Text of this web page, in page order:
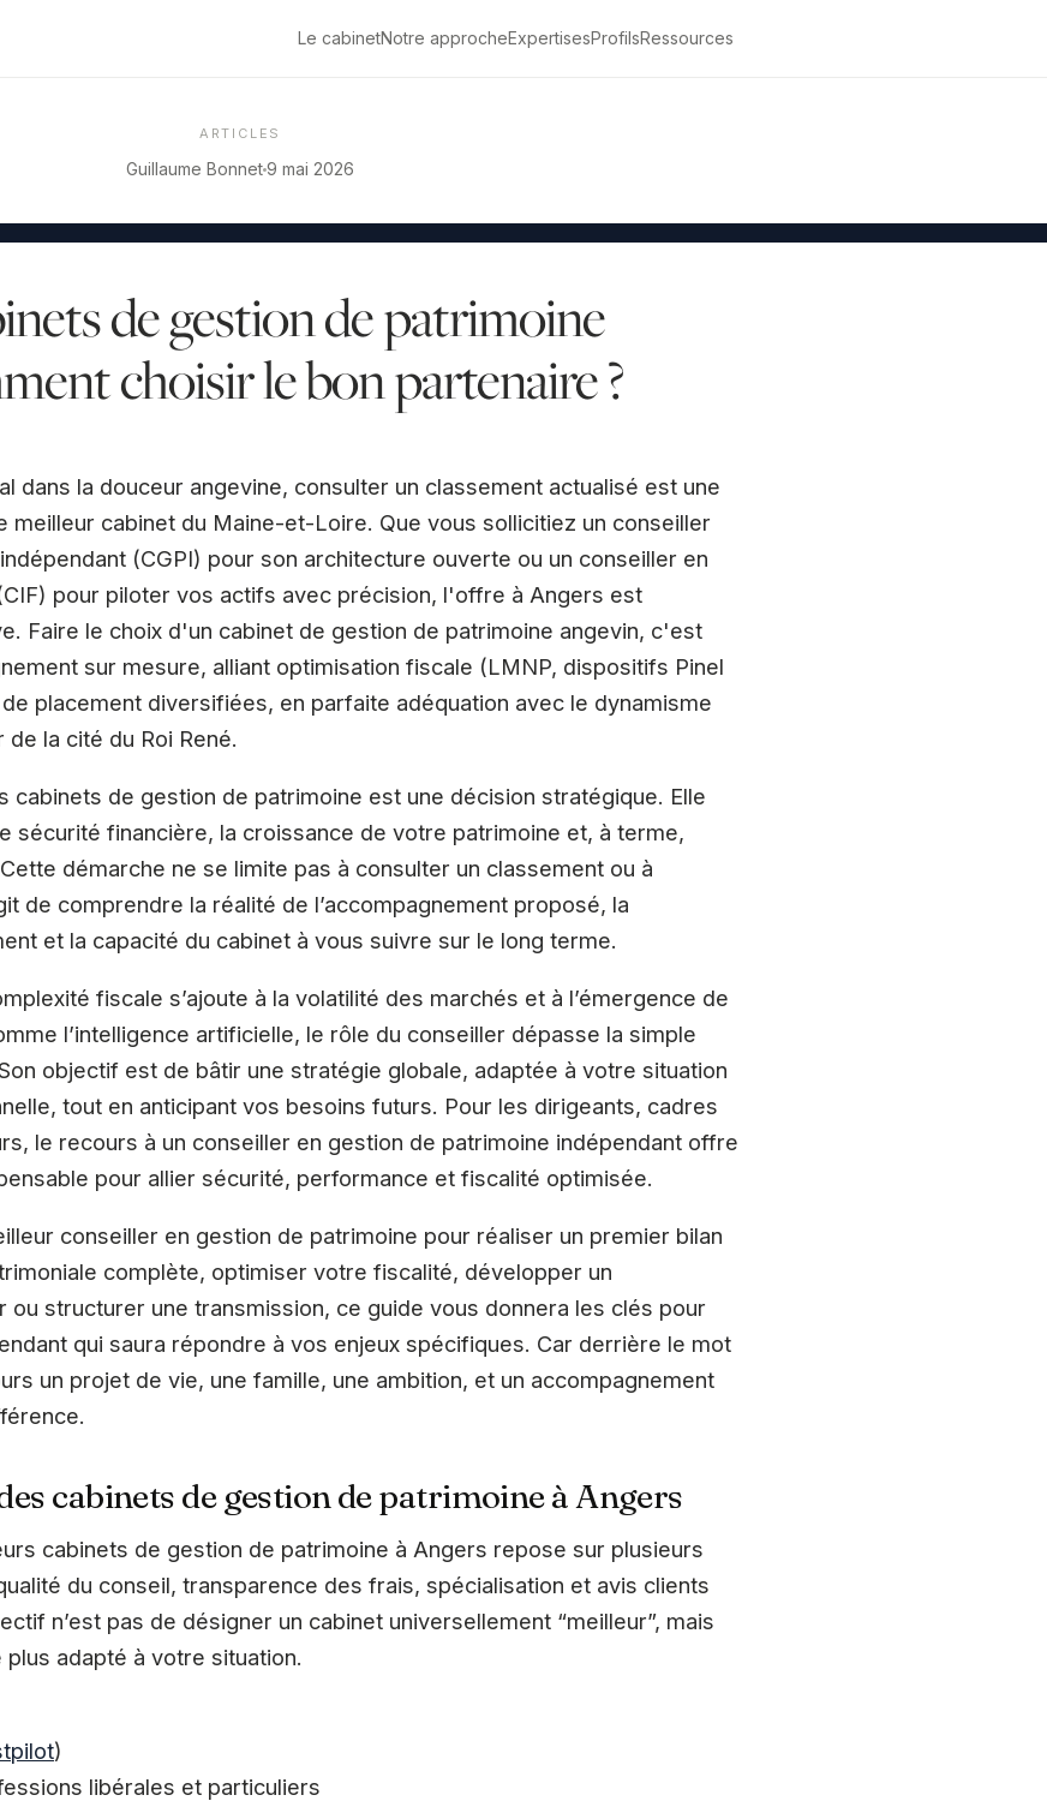
Le cabinetNotre approcheExpertisesProfilsRessources
ARTICLES
Guillaume Bonnet9 mai 2026
de gestion de patrimoine
choisir le bon partenaire ?
dans la douceur angevine, consulter un classement actualisé est une
meilleur cabinet du Maine-et-Loire. Que vous sollicitiez un conseiller
(CGPI) pour son architecture ouverte ou un conseiller en
pour piloter vos actifs avec précision, l'offre à Angers est
Faire le choix d'un cabinet de gestion de patrimoine angevin, c'est
sur mesure, alliant optimisation fiscale (LMNP, dispositifs Pinel
placement diversifiées, en parfaite adéquation avec le dynamisme
la cité du Roi René.
cabinets de gestion de patrimoine est une décision stratégique. Elle
sécurité financière, la croissance de votre patrimoine et, à terme,
démarche ne se limite pas à consulter un classement ou à
de comprendre la réalité de l’accompagnement proposé, la
et la capacité du cabinet à vous suivre sur le long terme.
fiscale s’ajoute à la volatilité des marchés et à l’émergence de
l’intelligence artificielle, le rôle du conseiller dépasse la simple
objectif est de bâtir une stratégie globale, adaptée à votre situation
tout en anticipant vos besoins futurs. Pour les dirigeants, cadres
le recours à un conseiller en gestion de patrimoine indépendant offre
pour allier sécurité, performance et fiscalité optimisée.
conseiller en gestion de patrimoine pour réaliser un premier bilan
complète, optimiser votre fiscalité, développer un
ou structurer une transmission, ce guide vous donnera les clés pour
qui saura répondre à vos enjeux spécifiques. Car derrière le mot
un projet de vie, une famille, une ambition, et un accompagnement
cabinets de gestion de patrimoine à Angers
cabinets de gestion de patrimoine à Angers repose sur plusieurs
du conseil, transparence des frais, spécialisation et avis clients
n’est pas de désigner un cabinet universellement “meilleur”, mais
adapté à votre situation.
)
libérales et particuliers